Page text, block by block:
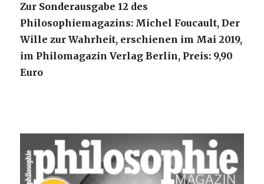
Zur Sonderausgabe 12 des
Philosophiemagazins: Michel Foucault, Der
Wille zur Wahrheit, erschienen im Mai 2019,
im Philomagazin Verlag Berlin, Preis: 9,90
Euro